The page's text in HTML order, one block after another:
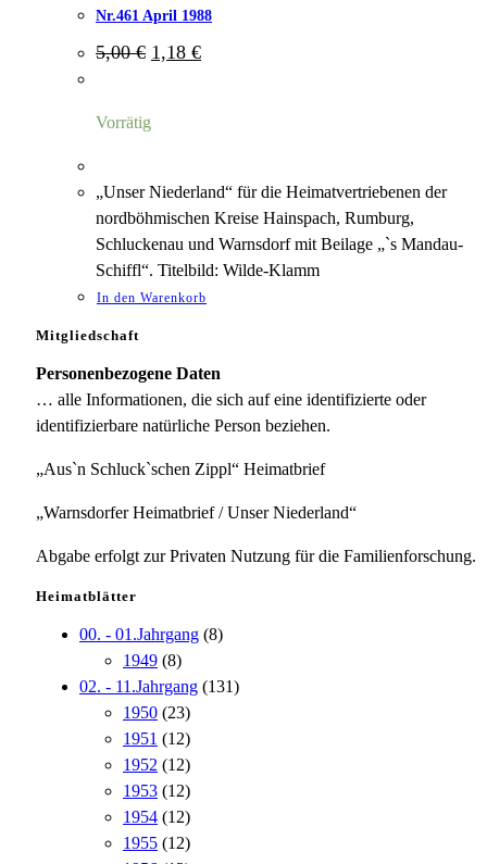
Nr.461 April 1988
5,00€ Ursprünglicher
Preis
1,18 €Aktueller
Preis
Vorrätig
„Unser Niederland“ für die Heimatvertriebenen der
nordböhmischen Kreise Hainspach, Rumburg,
Schluckenau und Warnsdorf mit Beilage „`s Mandau-
Schiffl“. Titelbild: Wilde-Klamm
In den Warenkorb
Mitgliedschaft
Personenbezogene Daten
… alle Informationen, die sich auf eine identifizierte oder
identifizierbare natürliche Person beziehen.
„Aus`n Schluck`schen Zippl“ Heimatbrief
„Warnsdorfer Heimatbrief / Unser Niederland“
Abgabe erfolgt zur Privaten Nutzung für die Familienforschung.
Heimatblätter
00. - 01.Jahrgang (8)
1949 (8)
02. - 11.Jahrgang (131)
1950 (23)
1951 (12)
1952 (12)
1953 (12)
1954 (12)
1955 (12)